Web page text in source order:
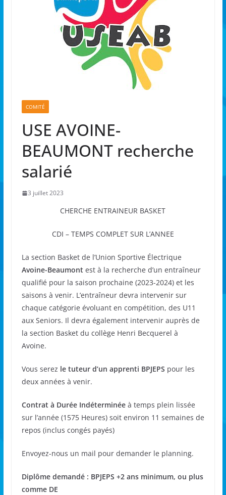
COMITÉ
USE AVOINE-
BEAUMONT recherche
salarié
3 juillet 2023
CHERCHE ENTRAINEUR BASKET
CDI – TEMPS COMPLET SUR L’ANNEE
La section Basket de l’Union Sportive Électrique
Avoine-Beaumont est à la recherche d’un entraîneur
qualifié pour la saison prochaine (2023-2024) et les
saisons à venir. L’entraîneur devra intervenir sur
chaque catégorie évoluant en compétition, des U11
aux Seniors. Il devra également intervenir auprès de
la section Basket du collège Henri Becquerel à
Avoine.
Vous serez le tuteur d’un apprenti BPJEPS pour les
deux années à venir.
Contrat à Durée Indéterminéeà temps plein lissée
sur l’année (1575 Heures) soit environ 11 semaines de
repos (inclus congés payés)
Envoyez-nous un mail pour demander le planning.
Diplôme demandé : BPJEPS +2 ans minimum, ou plus
comme DE